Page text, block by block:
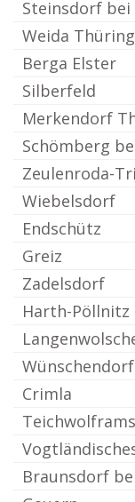
Steinsdorf bei
Weida
Berga Elster
Silberfeld
Merkendorf
Schömberg
Zeulenroda-
Wiebelsdorf
Endschütz
Greiz
Zadelsdorf
Harth-Pöllnitz
Crimla
Braunsdorf